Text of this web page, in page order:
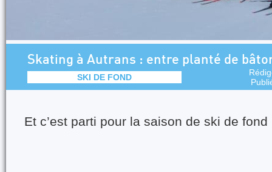
Skating à Autrans : entre planté de
SKI DE FOND
Et c’est parti pour la saison de ski de